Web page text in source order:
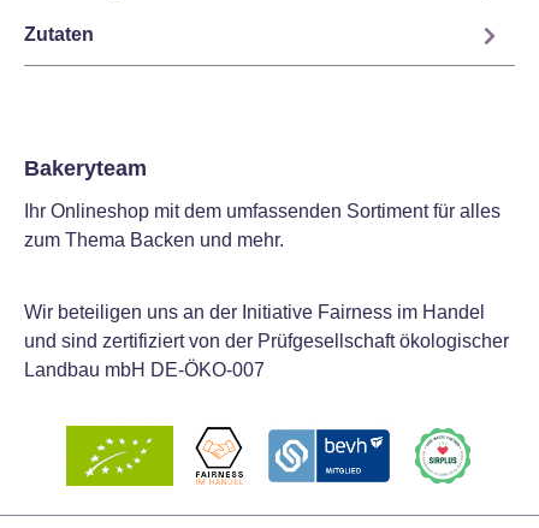
Zutaten
Bakeryteam
Ihr Onlineshop mit dem umfassenden Sortiment für alles
zum Thema Backen und mehr.
Wir beteiligen uns an der Initiative Fairness im Handel
und sind zertifiziert von der Prüfgesellschaft ökologischer
Landbau mbH DE-ÖKO-007